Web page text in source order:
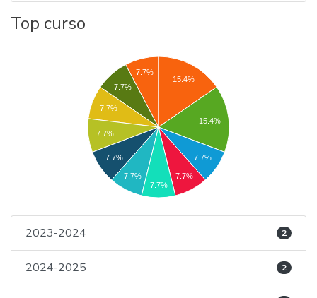
Top curso
15.4%
15.4%
7.7%
7.7%
7.7%
7.7%
7.7%
7.7%
7.7%
7.7%
7.7%
2023-2024 2
2024-2025 2